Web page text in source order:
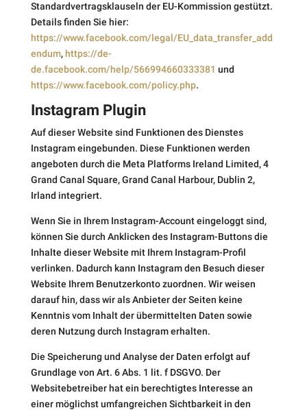
Standardvertragsklauseln der EU-Kommission gestützt.
Details finden Sie hier:
https://www.facebook.com/legal/EU_data_transfer_add
endum, https://de-
de.facebook.com/help/566994660333381 und
https://www.facebook.com/policy.php.
Instagram Plugin
Auf dieser Website sind Funktionen des Dienstes
Instagram eingebunden. Diese Funktionen werden
angeboten durch die Meta Platforms Ireland Limited, 4
Grand Canal Square, Grand Canal Harbour, Dublin 2,
Irland integriert.
Wenn Sie in Ihrem Instagram-Account eingeloggt sind,
können Sie durch Anklicken des Instagram-Buttons die
Inhalte dieser Website mit Ihrem Instagram-Profil
verlinken. Dadurch kann Instagram den Besuch dieser
Website Ihrem Benutzerkonto zuordnen. Wir weisen
darauf hin, dass wir als Anbieter der Seiten keine
Kenntnis vom Inhalt der übermittelten Daten sowie
deren Nutzung durch Instagram erhalten.
Die Speicherung und Analyse der Daten erfolgt auf
Grundlage von Art. 6 Abs. 1 lit. f DSGVO. Der
Websitebetreiber hat ein berechtigtes Interesse an
einer möglichst umfangreichen Sichtbarkeit in den